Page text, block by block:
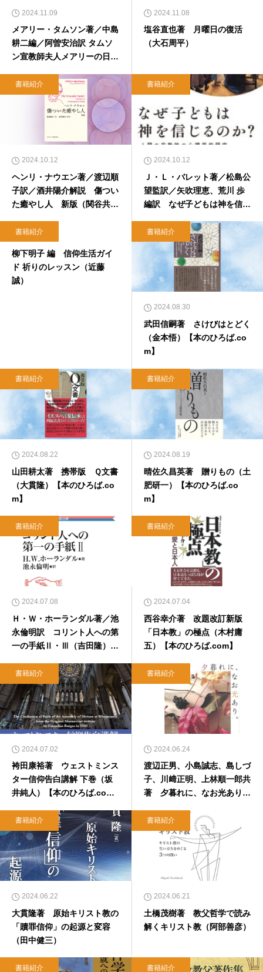
2024.11.09
メアリー・タムソン著／中島
耕二編／阿曽安治訳 タムソ
ン宣教師夫人メアリーの日記
2024.11.08
塩谷直也著 月曜日の復活
（大石周平）
書籍紹介
2024.10.12
ヘンリ・ナウエン著／渡辺順
子訳／酒井陽介解説 傷つい
た癒やし人 新版（関谷共
書籍紹介
2024.10.12
Ｊ・Ｌ・バレット著／松島公
望監訳／矢吹理恵、荒川 歩
編訳 なぜ子どもは神を信じ
ひろば.com】
書籍紹介
2024.10.11
柳下明子 編 信仰生活ガイ
ド 祈りのレッスン（近藤
誠）
書籍紹介
2024.08.30
武田信嗣著 さけびはとどく
（金本悟）【本のひろば.co
m】
書籍紹介
2024.08.22
山田耕太著 携帯版 Ｑ文書
（大貫隆）【本のひろば.co
m】
書籍紹介
2024.08.19
晴佐久昌英著 贈りもの（土
肥研一）【本のひろば.co
m】
書籍紹介
2024.07.08
Ｈ・Ｗ・ホーランダル著／池
永倫明訳 コリント人への第
一の手紙Ⅱ・Ⅲ（吉田隆）
書籍紹介
2024.07.04
西谷幸介著 改題改訂新版
「日本教」の極点（木村庸
五）【本のひろば.com】
書籍紹介
2024.07.02
袴田康裕著 ウェストミンス
ター信仰告白講解 下巻（坂
井純人）【本のひろば.co
書籍紹介
2024.06.24
渡辺正男、小島誠志、島しづ
子、川﨑正明、上林順一郎共
著 夕暮れに、なお光あり。
書籍紹介
2024.06.22
大貫隆著 原始キリスト教の
「贖罪信仰」の起源と変容
（田中健三）
書籍紹介
2024.06.21
土橋茂樹著 教父哲学で読み
解くキリスト教（阿部善彦）
書籍紹介 書籍紹介